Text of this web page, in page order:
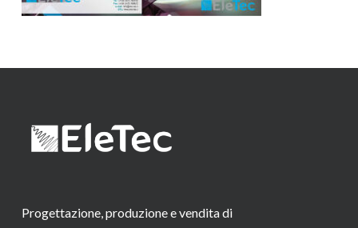
Progettazione, produzione e vendita di